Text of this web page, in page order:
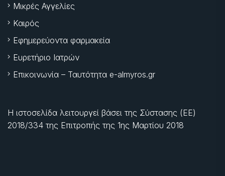
Μικρές Αγγελίες
Καιρός
Εφημερεύοντα φαρμακεία
Ευρετήριο Ιατρών
Επικοινωνία – Ταυτότητα e-almyros.gr
Η ιστοσελίδα λειτουργεί βάσει της Σύστασης (ΕΕ)
2018/334 της Επιτροπής της 1ης Μαρτίου 2018